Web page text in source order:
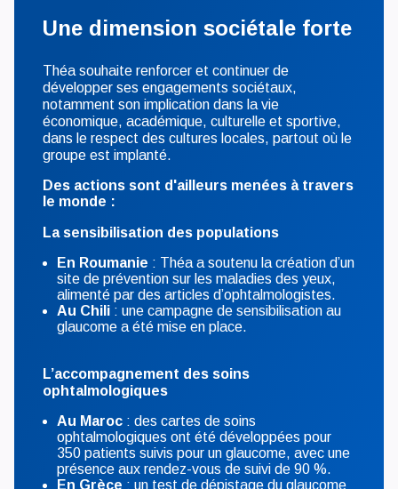
Une dimension sociétale forte
Théa souhaite renforcer et continuer de
développer ses engagements sociétaux,
notamment son implication dans la vie
économique, académique, culturelle et sportive,
dans le respect des cultures locales, partout où le
groupe est implanté.
Des actions sont d'ailleurs menées à travers
le monde :
La sensibilisation des populations
En Roumanie : Théa a soutenu la création d’un
site de prévention sur les maladies des yeux,
alimenté par des articles d’ophtalmologistes.
Au Chili : une campagne de sensibilisation au
glaucome a été mise en place.
L’accompagnement des soins
ophtalmologiques
Au Maroc : des cartes de soins
ophtalmologiques ont été développées pour
350 patients suivis pour un glaucome, avec une
présence aux rendez-vous de suivi de 90 %.
En Grèce : un test de dépistage du glaucome